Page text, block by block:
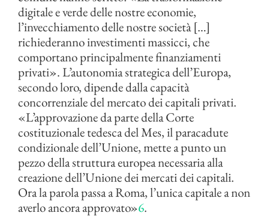
digitale e verde delle nostre economie,
l’invecchiamento delle nostre società […]
richiederanno investimenti massicci, che
comportano principalmente finanziamenti
privati». L’autonomia strategica dell’Europa,
secondo loro, dipende dalla capacità
concorrenziale del mercato dei capitali privati.
«L’approvazione da parte della Corte
costituzionale tedesca del Mes, il paracadute
condizionale dell’Unione, mette a punto un
pezzo della struttura europea necessaria alla
creazione dell’Unione dei mercati dei capitali.
Ora la parola passa a Roma, l’unica capitale a non
averlo ancora approvato»6.